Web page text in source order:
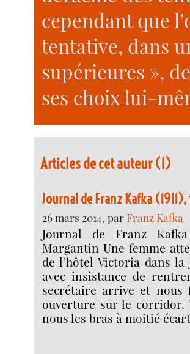
cependant que
tentative, dans
supérieures »,
ses choix lui-
Articles de cet auteur (1)
Journal de Franz Kafka
26 mars 2014, parFranz Kafka
Journal de Franz
Margantin Une femme
de l’hôtel Victoria dans
avec insistance de
secrétaire arrive et
ouverture sur le
nous les bras à moitié